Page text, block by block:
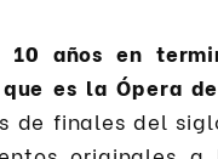
años en
es la Ópera
de finales del